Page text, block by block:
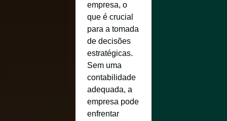
empresa, o
que é crucial
para a tomada
de decisões
estratégicas.
Sem uma
contabilidade
adequada, a
empresa pode
enfrentar